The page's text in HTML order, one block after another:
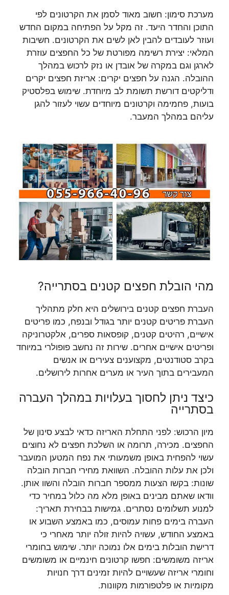
מערכת סימון: חשוב מאוד לסמן את הקרטונים לפי
התוכן והחדר היעד. זה מקל על הפתיחה במקום החדש
ועוזר לעובדים להבין לאן לשים את הקרטונים. חשיבות
המלאי: יצירת רשימה מפורטת של כל החפצים עוזרת
לארגן וגם במקרה של אובדן או נזק לרכוש במהלך
ההובלה. הגנה על חפצים יקרים: אריזת חפצים יקרים
ודליקטים דורשת תשומת לב מיוחדת. שימוש בפלסטיק
בועות, פחמימה וקרטונים מיוחדים עשוי לעזור להגן
עליהם במהלך המעבר.
מהי הובלת חפצים קטנים בסתרייה?
העברת חפצים קטנים בירושלים היא חלק מתהליך
העברת פריטים קטנים יותר בגודל ובנפח, כמו פריטים
אישיים, רהיטים קטנים, קופסאות ספרים, אלקטרוניקה
ופריטים אישיים אחרים. שירות זה נחשב פופולרי במיוחד
בקרב סטודנטים, מקצוענים צעירים או אנשים
המעבירים בתוך העיר או מערים אחרות לירושלים.
כיצד ניתן לחסוך בעלויות במהלך העברה
בסתרייה
מיון הרכוש: לפני התחלת האריזה כדאי לבצע סינון של
החפצים. מכירה, תרומה או השלכת חפצים לא נחוצים
עשוי להפחית באופן משמעותי את נפח המטען המועבר
ולכן את עלות ההובלה. השוואת מחירי חברות הובלה
שונות: בקשו הצעות ממספר חברות הובלה והשוו אותן.
וודאו שאתם מבינים באופן מלא מה כלול במחיר כדי
למנוע תשלומים נסתרים. גמישות בבחירת תאריך:
העברה בימים פחות עמוסים, כמו באמצע השבוע או
באמצע החודש, עשויה להיות זולה יותר מאחרי כי
דרישת הובלות בימים אלו נמוכה יותר. שימוש בחומרי
אריזה משומשים: חפשו קרטונים חינמיים או משומשים
וחומרי אריזה שעשויים להיות זמינים דרך חנויות
מקומיות או פלטפורמות מקוונות.